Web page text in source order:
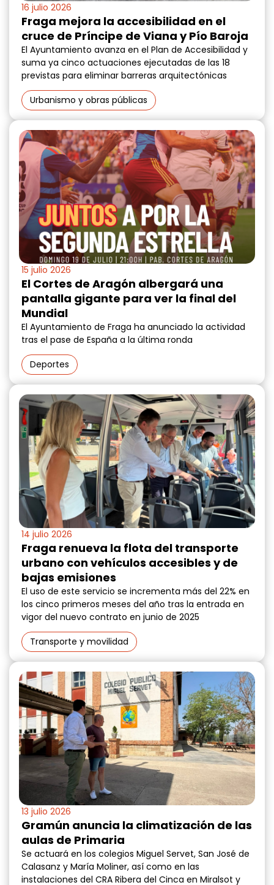
16 julio 2026
Fraga mejora la accesibilidad en el
cruce de Príncipe de Viana y Pío Baroja
El Ayuntamiento avanza en el Plan de Accesibilidad y
suma ya cinco actuaciones ejecutadas de las 18
previstas para eliminar barreras arquitectónicas
Urbanismo y obras públicas
15 julio 2026
El Cortes de Aragón albergará una
pantalla gigante para ver la final del
Mundial
El Ayuntamiento de Fraga ha anunciado la actividad
tras el pase de España a la última ronda
Deportes
14 julio 2026
Fraga renueva la flota del transporte
urbano con vehículos accesibles y de
bajas emisiones
El uso de este servicio se incrementa más del 22% en
los cinco primeros meses del año tras la entrada en
vigor del nuevo contrato en junio de 2025
Transporte y movilidad
13 julio 2026
Gramún anuncia la climatización de las
aulas de Primaria
Se actuará en los colegios Miguel Servet, San José de
Calasanz y María Moliner, así como en las
instalaciones del CRA Ribera del Cinca en Miralsot y